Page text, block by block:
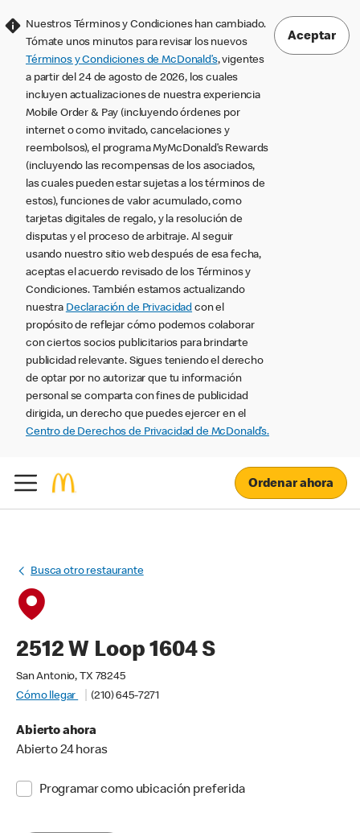
Nuestros Términos y Condiciones han cambiado.
Tómate unos minutos para revisar los nuevos
Términos y Condiciones de McDonald’s, vigentes
a partir del 24 de agosto de 2026, los cuales
incluyen actualizaciones de nuestra experiencia
Mobile Order & Pay (incluyendo órdenes por
internet o como invitado, cancelaciones y
reembolsos), el programa MyMcDonald’s Rewards
(incluyendo las recompensas de los asociados,
las cuales pueden estar sujetas a los términos de
estos), funciones de valor acumulado, como
tarjetas digitales de regalo, y la resolución de
disputas y el proceso de arbitraje. Al seguir
usando nuestro sitio web después de esa fecha,
aceptas el acuerdo revisado de los Términos y
Condiciones. También estamos actualizando
nuestra Declaración de Privacidad con el
propósito de reflejar cómo podemos colaborar
con ciertos socios publicitarios para brindarte
publicidad relevante. Sigues teniendo el derecho
de optar por no autorizar que tu información
personal se comparta con fines de publicidad
dirigida, un derecho que puedes ejercer en el
Centro de Derechos de Privacidad de McDonald’s.
Aceptar
Ordenar ahora
Busca otro restaurante
2512 W Loop 1604 S
San Antonio, TX 78245
Cómo llegar
(210) 645-7271
Abierto ahora
Abierto 24 horas
Programar como ubicación preferida